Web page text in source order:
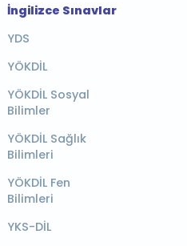
İngilizce Sınavlar
YDS
YÖKDİL
YÖKDİL Sosyal
Bilimler
YÖKDİL Sağlık
Bilimleri
YÖKDİL Fen
Bilimleri
YKS-DİL